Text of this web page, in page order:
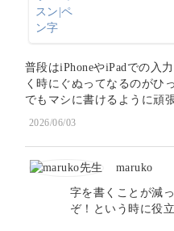
普段はiPhoneやiPadでの
く時にぐぬってなるのがひ
2026/06/03
maruko
字を書くことが減
ぞ！という時に役